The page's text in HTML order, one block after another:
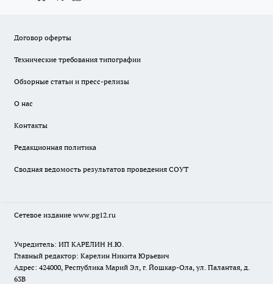
Договор оферты
Технические требования типографии
Обзорные статьи и пресс-релизы
О нас
Контакты
Редакционная политика
Сводная ведомость результатов проведения СОУТ
Сетевое издание www.pg12.ru
Учредитель: ИП КАРЕЛИН Н.Ю.
Главный редактор: Карелин Никита Юрьевич
Адрес: 424000, Республика Марий Эл, г. Йошкар-Ола, ул. Палантая, д.
63В